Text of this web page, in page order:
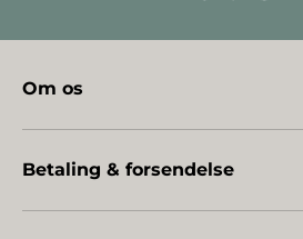
Om os
Betaling & forsendelse